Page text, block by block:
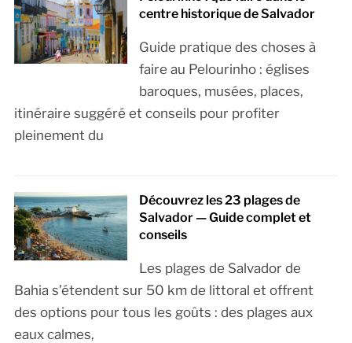
centre historique de Salvador
Guide pratique des choses à
faire au Pelourinho : églises
baroques, musées, places,
itinéraire suggéré et conseils pour profiter
pleinement du
Découvrez les 23 plages de
Salvador — Guide complet et
conseils
Les plages de Salvador de
Bahia s’étendent sur 50 km de littoral et offrent
des options pour tous les goûts : des plages aux
eaux calmes,